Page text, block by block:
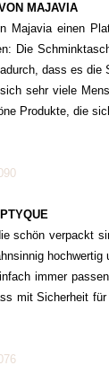
MAJAVIA
Majavia einen
Die
dass es
sehr viele
Produkte, die
schön verpackt
immer
mit Sicherheit